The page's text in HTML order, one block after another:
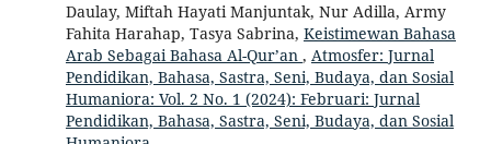
Daulay, Miftah Hayati Manjuntak, Nur Adilla, Army
Fahita Harahap, Tasya Sabrina, Keistimewan Bahasa
Arab Sebagai Bahasa Al-Qur’an , Atmosfer: Jurnal
Pendidikan, Bahasa, Sastra, Seni, Budaya, dan Sosial
Humaniora: Vol. 2 No. 1 (2024): Februari: Jurnal
Pendidikan, Bahasa, Sastra, Seni, Budaya, dan Sosial